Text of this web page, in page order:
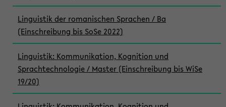
Linguistik der romanischen Sprachen / Ba
(Einschreibung bis SoSe 2022)
Linguistik: Kommunikation, Kognition und
Sprachtechnologie / Master (Einschreibung bis WiSe
19/20)